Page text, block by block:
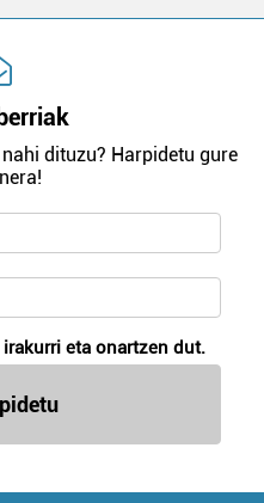
dituzu? Harpidetu gure
irakurri eta onartzen dut.